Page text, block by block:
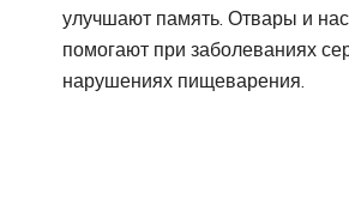
улучшают память. Отвары и
помогают при заболеваниях
нарушениях пищеварения.